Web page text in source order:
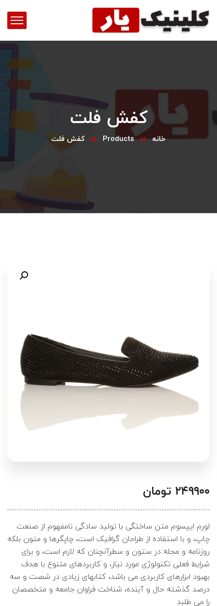
کفش فلت
خانه Products کفش فلت
۲۴۹۹۰۰ تومان
لورم ایپسوم متن ساختگی با تولید سادگی نامفهوم از صنعت
چاپ، و با استفاده از طراحان گرافیک است، چاپگرها و متون بلکه
روزنامه و مجله در ستون و سطرآنچنان که لازم است، و برای
شرایط فعلی تکنولوژی مورد نیاز، و کاربردهای متنوع با هدف
بهبود ابزارهای کاربردی می باشد، کتابهای زیادی در شصت و سه
درصد گذشته حال و آینده، شناخت فراوان جامعه و متخصصان
را می طلبد